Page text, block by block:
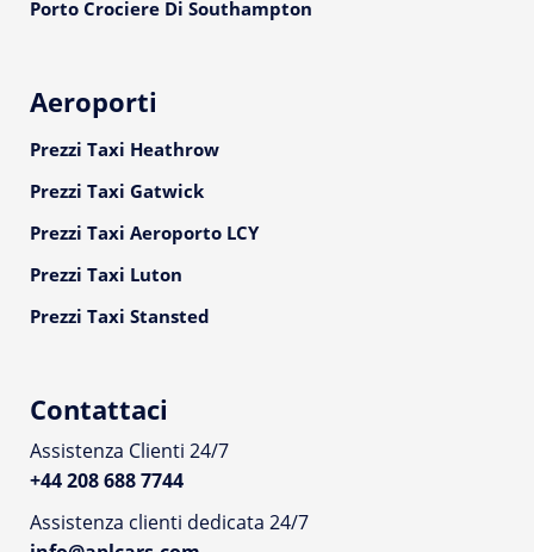
Porto Crociere Di Southampton
Aeroporti
Prezzi Taxi Heathrow
Prezzi Taxi Gatwick
Prezzi Taxi Aeroporto LCY
Prezzi Taxi Luton
Prezzi Taxi Stansted
Contattaci
Assistenza Clienti 24/7
+44 208 688 7744
Assistenza clienti dedicata 24/7